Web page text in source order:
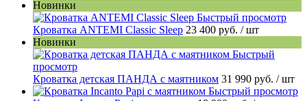
Новинки
Быстрый просмотр
Кроватка ANTEMI Classic Sleep 23 400 руб. / шт
Новинки
Быстрый
просмотр
Кроватка детская ПАНДА с маятником 31 990 руб. / шт
Быстрый просмотр